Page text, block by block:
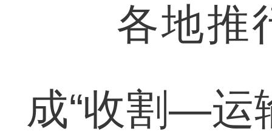
各地推行
成“收割—